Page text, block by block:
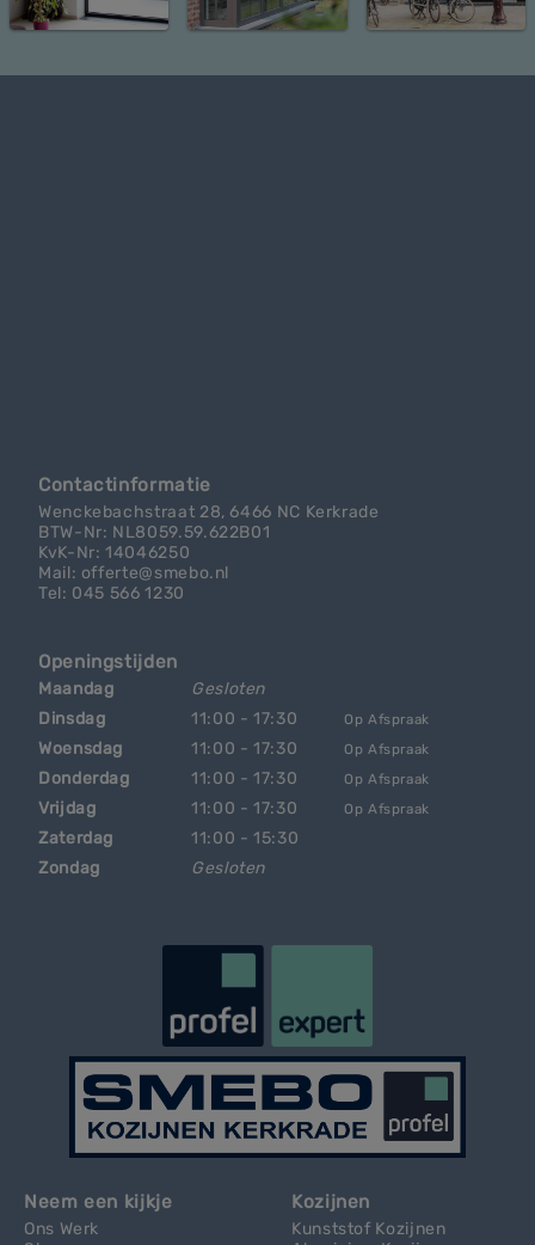
Contactinformatie
Wenckebachstraat 28, 6466 NC Kerkrade
BTW-Nr: NL8059.59.622B01
KvK-Nr: 14046250
Mail: offerte@smebo.nl
Tel: 045 566 1230
Openingstijden
Maandag
Gesloten
Dinsdag
11:00 - 17:30 Op Afspraak
Woensdag 11:00 - 17:30 Op Afspraak
Donderdag 11:00 - 17:30 Op Afspraak
Vrijdag 11:00 - 17:30 Op Afspraak
Zaterdag
11:00 - 15:30
Zondag
Gesloten
Neem een kijkje
Ons Werk
Kozijnen
Kunststof Kozijnen